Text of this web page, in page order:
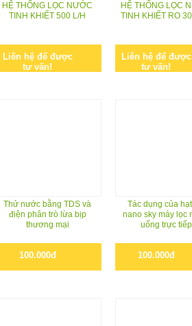
HỆ THỐNG LỌC NƯỚC
TINH KHIẾT 500 L/H
Liên hệ để được
tư vấn!
HỆ THỐNG LỌC
TINH KHIẾT RO
Liên hệ để được
tư vấn!
Thử nước bằng TDS và
điện phân trò lừa bịp
thương mại
100.000đ
Tác dụng của
nano sky máy lọc
uống trực tiếp
100.000đ